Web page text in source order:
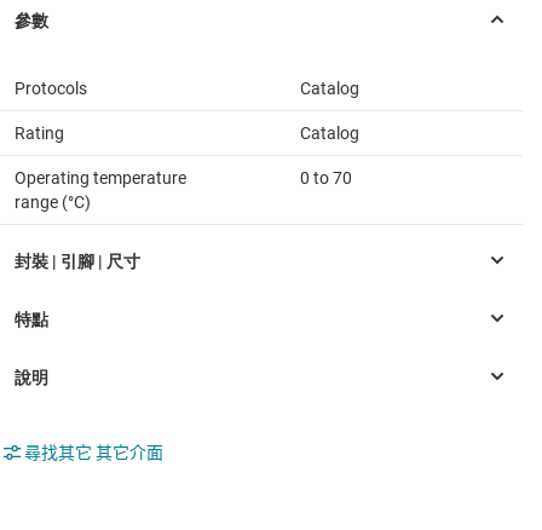
Protocols Catalog
Rating Catalog
Operating temperature
range (°C)
0 to 70
尋找其它 其它介面